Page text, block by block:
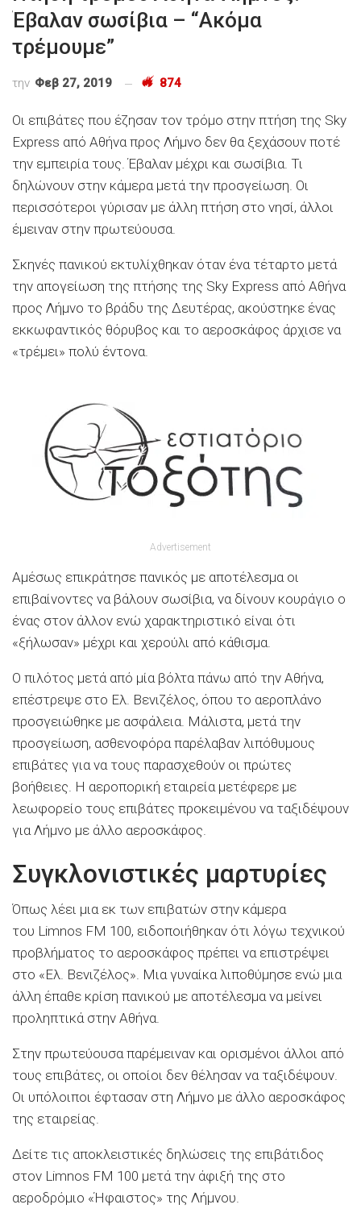
Έβαλαν σωσίβια – “Ακόμα
τρέμουμε”
την Φεβ 27, 2019 874
Οι επιβάτες που έζησαν τον τρόμο στην πτήση της Sky
Express από Αθήνα προς Λήμνο δεν θα ξεχάσουν ποτέ
την εμπειρία τους. Έβαλαν μέχρι και σωσίβια. Τι
δηλώνουν στην κάμερα μετά την προσγείωση. Οι
περισσότεροι γύρισαν με άλλη πτήση στο νησί, άλλοι
έμειναν στην πρωτεύουσα.
Σκηνές πανικού εκτυλίχθηκαν όταν ένα τέταρτο μετά
την απογείωση της πτήσης της Sky Express από Αθήνα
προς Λήμνο το βράδυ της Δευτέρας, ακούστηκε ένας
εκκωφαντικός θόρυβος και το αεροσκάφος άρχισε να
«τρέμει» πολύ έντονα.
Advertisement
Αμέσως επικράτησε πανικός με αποτέλεσμα οι
επιβαίνοντες να βάλουν σωσίβια, να δίνουν κουράγιο ο
ένας στον άλλον ενώ χαρακτηριστικό είναι ότι
«ξήλωσαν» μέχρι και χερούλι από κάθισμα.
Ο πιλότος μετά από μία βόλτα πάνω από την Αθήνα,
επέστρεψε στο Ελ. Βενιζέλος, όπου το αεροπλάνο
προσγειώθηκε με ασφάλεια. Μάλιστα, μετά την
προσγείωση, ασθενοφόρα παρέλαβαν λιπόθυμους
επιβάτες για να τους παρασχεθούν οι πρώτες
βοήθειες. Η αεροπορική εταιρεία μετέφερε με
λεωφορείο τους επιβάτες προκειμένου να ταξιδέψουν
για Λήμνο με άλλο αεροσκάφος.
Συγκλονιστικές μαρτυρίες
Όπως λέει μια εκ των επιβατών στην κάμερα
του Limnos FM 100, ειδοποιήθηκαν ότι λόγω τεχνικού
προβλήματος το αεροσκάφος πρέπει να επιστρέψει
στο «Ελ. Βενιζέλος». Μια γυναίκα λιποθύμησε ενώ μια
άλλη έπαθε κρίση πανικού με αποτέλεσμα να μείνει
προληπτικά στην Αθήνα.
Στην πρωτεύουσα παρέμειναν και ορισμένοι άλλοι από
τους επιβάτες, οι οποίοι δεν θέλησαν να ταξιδέψουν.
Οι υπόλοιποι έφτασαν στη Λήμνο με άλλο αεροσκάφος
της εταιρείας.
Δείτε τις αποκλειστικές δηλώσεις της επιβάτιδος
στον Limnos FM 100 μετά την άφιξή της στο
αεροδρόμιο «Ήφαιστος» της Λήμνου.